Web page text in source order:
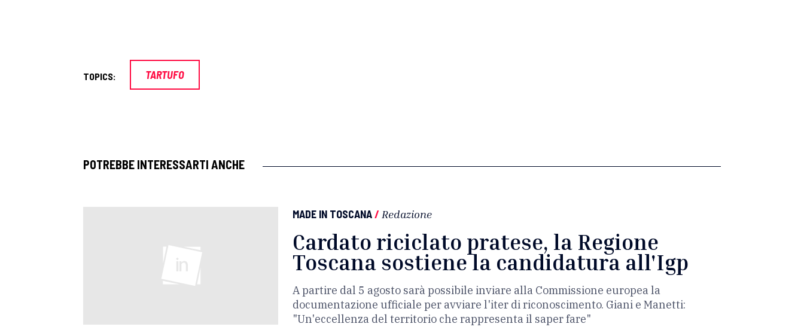
TOPICS: TARTUFO
POTREBBE INTERESSARTI ANCHE
MADE IN TOSCANA/ Redazione
Cardato riciclato pratese, la Regione
Toscana sostiene la candidatura all'Igp
A partire dal 5 agosto sarà possibile inviare alla Commissione europea la
documentazione ufficiale per avviare l'iter di riconoscimento. Giani e Manetti:
"Un'eccellenza del territorio che rappresenta il saper fare"